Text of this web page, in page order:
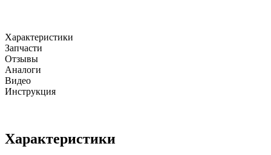
Характеристики
Запчасти
Отзывы
Аналоги
Видео
Инструкция
Характеристики